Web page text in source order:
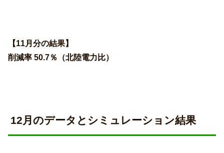
【11月分の結果】
削減率 50.7％（北陸電力比）
12月のデータとシミュレーション結果